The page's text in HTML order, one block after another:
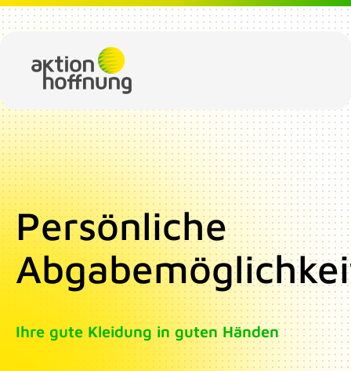
Direkt zum Inhalt
Persönliche
Ihre gute Kleidung in guten Händen